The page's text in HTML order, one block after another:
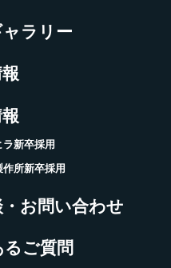
ラリー
ラ新卒採用
作所新卒採用
・お問い合わせ
ご質問